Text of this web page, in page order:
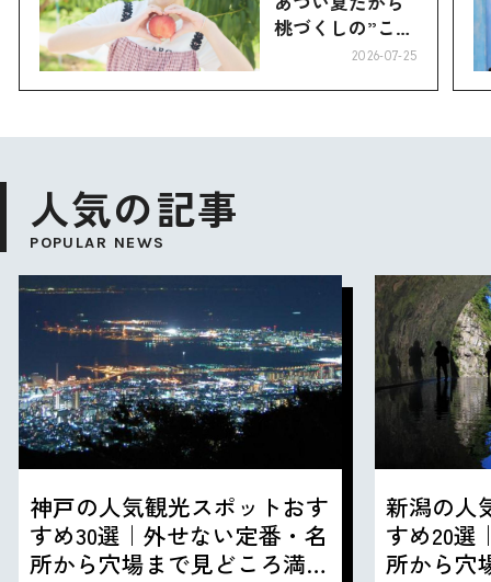
桃づくしの”こお
2026-07-25
人気の記事
POPULAR NEWS
神戸の人気観光スポットおす
すめ30選｜外せない定番・名
所から穴場まで見どころ満載
新潟の人
すめ20選
所から穴